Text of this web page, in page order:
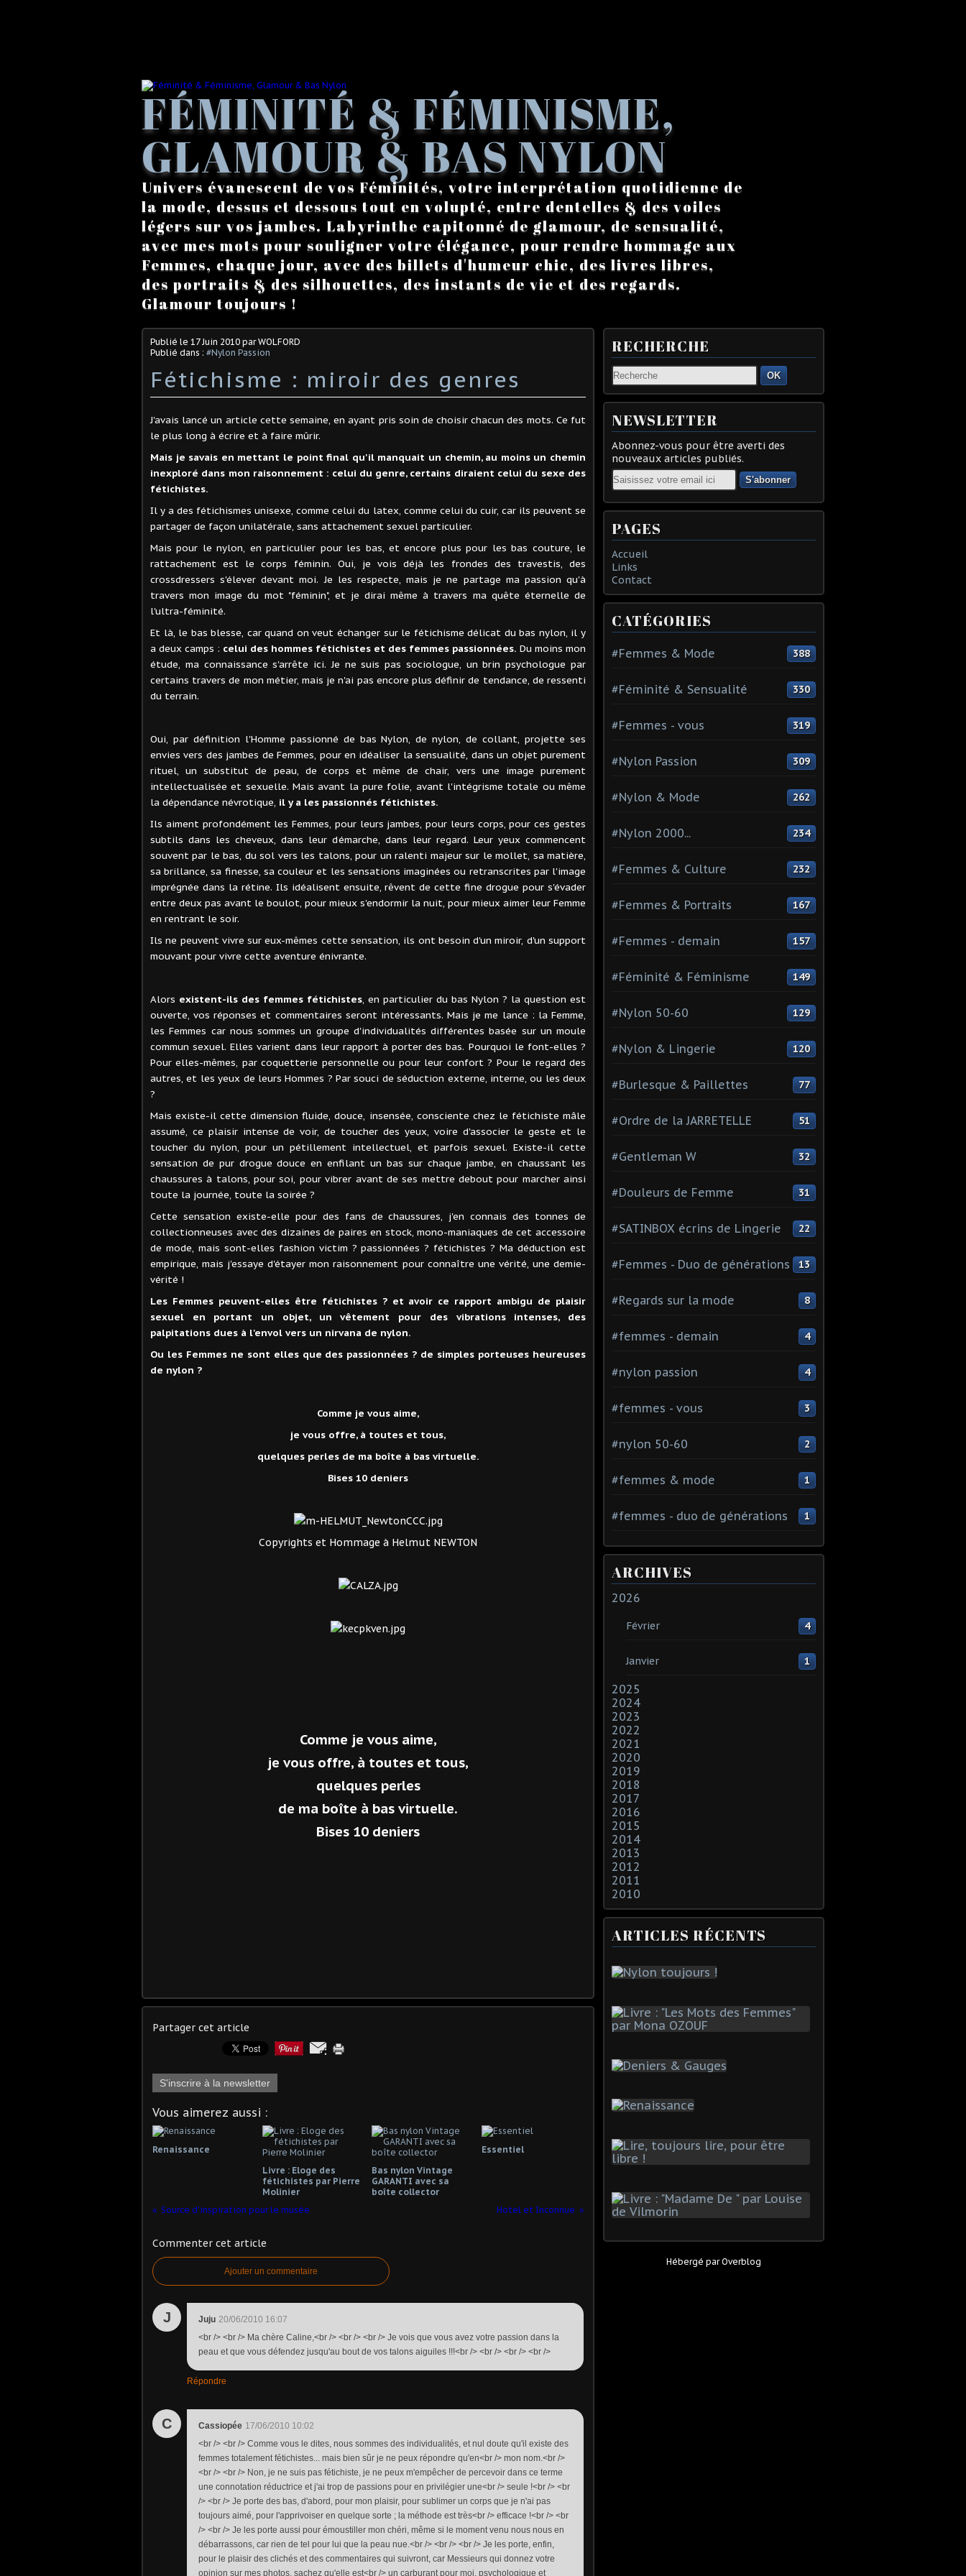
FÉMINITÉ & FÉMINISME,
GLAMOUR & BAS NYLON
Univers évanescent de vos Féminités, votre interprétation quotidienne de
la mode, dessus et dessous tout en volupté, entre dentelles & des voiles
légers sur vos jambes. Labyrinthe capitonné de glamour, de sensualité,
avec mes mots pour souligner votre élégance, pour rendre hommage aux
Femmes, chaque jour, avec des billets d'humeur chic, des livres libres,
des portraits & des silhouettes, des instants de vie et des regards.
Glamour toujours !
Publié le 17 Juin 2010 par WOLFORD
Publié dans : #Nylon Passion
Fétichisme : miroir des genres
J'avais lancé un article cette semaine, en ayant pris soin de choisir chacun des mots. Ce fut
le plus long à écrire et à faire mûrir.
Mais je savais en mettant le point final qu'il manquait un chemin, au moins un chemin
inexploré dans mon raisonnement : celui du genre, certains diraient celui du sexe des
fétichistes.
Il y a des fétichismes unisexe, comme celui du latex, comme celui du cuir, car ils peuvent se
partager de façon unilatérale, sans attachement sexuel particulier.
Mais pour le nylon, en particulier pour les bas, et encore plus pour les bas couture, le
rattachement est le corps féminin. Oui, je vois déjà les frondes des travestis, des
crossdressers s'élever devant moi. Je les respecte, mais je ne partage ma passion qu'à
travers mon image du mot "féminin", et je dirai même à travers ma quête éternelle de
l'ultra-féminité.
Et là, le bas blesse, car quand on veut échanger sur le fétichisme délicat du bas nylon, il y
a deux camps : celui des hommes fétichistes et des femmes passionnées. Du moins mon
étude, ma connaissance s'arrête ici. Je ne suis pas sociologue, un brin psychologue par
certains travers de mon métier, mais je n'ai pas encore plus définir de tendance, de ressenti
du terrain.
Oui, par définition l'Homme passionné de bas Nylon, de nylon, de collant, projette ses
envies vers des jambes de Femmes, pour en idéaliser la sensualité, dans un objet purement
rituel, un substitut de peau, de corps et même de chair, vers une image purement
intellectualisée et sexuelle. Mais avant la pure folie, avant l'intégrisme totale ou même
la dépendance névrotique, il y a les passionnés fétichistes.
Ils aiment profondément les Femmes, pour leurs jambes, pour leurs corps, pour ces gestes
subtils dans les cheveux, dans leur démarche, dans leur regard. Leur yeux commencent
souvent par le bas, du sol vers les talons, pour un ralenti majeur sur le mollet, sa matière,
sa brillance, sa finesse, sa couleur et les sensations imaginées ou retranscrites par l'image
imprégnée dans la rétine. Ils idéalisent ensuite, rêvent de cette fine drogue pour s'évader
entre deux pas avant le boulot, pour mieux s'endormir la nuit, pour mieux aimer leur Femme
en rentrant le soir.
Ils ne peuvent vivre sur eux-mêmes cette sensation, ils ont besoin d'un miroir, d'un support
mouvant pour vivre cette aventure énivrante.
Alors existent-ils des femmes fétichistes, en particulier du bas Nylon ? la question est
ouverte, vos réponses et commentaires seront intéressants. Mais je me lance : la Femme,
les Femmes car nous sommes un groupe d'individualités différentes basée sur un moule
commun sexuel. Elles varient dans leur rapport à porter des bas. Pourquoi le font-elles ?
Pour elles-mêmes, par coquetterie personnelle ou pour leur confort ? Pour le regard des
autres, et les yeux de leurs Hommes ? Par souci de séduction externe, interne, ou les deux
?
Mais existe-il cette dimension fluide, douce, insensée, consciente chez le fétichiste mâle
assumé, ce plaisir intense de voir, de toucher des yeux, voire d'associer le geste et le
toucher du nylon, pour un pétillement intellectuel, et parfois sexuel. Existe-il cette
sensation de pur drogue douce en enfilant un bas sur chaque jambe, en chaussant les
chaussures à talons, pour soi, pour vibrer avant de ses mettre debout pour marcher ainsi
toute la journée, toute la soirée ?
Cette sensation existe-elle pour des fans de chaussures, j'en connais des tonnes de
collectionneuses avec des dizaines de paires en stock, mono-maniaques de cet accessoire
de mode, mais sont-elles fashion victim ? passionnées ? fétichistes ? Ma déduction est
empirique, mais j'essaye d'étayer mon raisonnement pour connaître une vérité, une demie-
vérité !
Les Femmes peuvent-elles être fétichistes ? et avoir ce rapport ambigu de plaisir
sexuel en portant un objet, un vêtement pour des vibrations intenses, des
palpitations dues à l'envol vers un nirvana de nylon.
Ou les Femmes ne sont elles que des passionnées ? de simples porteuses heureuses
de nylon ?
Comme je vous aime,
je vous offre, à toutes et tous,
quelques perles de ma boîte à bas virtuelle.
Bises 10 deniers
Copyrights et Hommage à Helmut NEWTON
Comme je vous aime,
je vous offre, à toutes et tous,
quelques perles
de ma boîte à bas virtuelle.
Bises 10 deniers
Partager cet article
S'inscrire à la newsletter
Vous aimerez aussi :
Renaissance
Livre : Eloge des
fétichistes par Pierre
Molinier
Bas nylon Vintage
GARANTI avec sa
boîte collector
Essentiel
Source d'inspiration pour le musée Hotel et Inconnue
Commenter cet article
Ajouter un commentaire
J Juju 20/06/2010 16:07
<br /> <br /> Ma chère Caline,<br /> <br /> <br /> Je vois que vous avez votre passion dans la
peau et que vous défendez jusqu'au bout de vos talons aiguiles !!!<br /> <br /> <br /> <br />
Répondre
C Cassiopée 17/06/2010 10:02
<br /> <br /> Comme vous le dites, nous sommes des individualités, et nul doute qu'il existe des
femmes totalement fétichistes... mais bien sûr je ne peux répondre qu'en<br /> mon nom.<br />
<br /> <br /> Non, je ne suis pas fétichiste, je ne peux m'empêcher de percevoir dans ce terme
une connotation réductrice et j'ai trop de passions pour en privilégier une<br /> seule !<br /> <br
/> <br /> Je porte des bas, d'abord, pour mon plaisir, pour sublimer un corps que je n'ai pas
toujours aimé, pour l'apprivoiser en quelque sorte ; la méthode est très<br /> efficace !<br /> <br
/> <br /> Je les porte aussi pour émoustiller mon chéri, même si le moment venu nous nous en
débarrassons, car rien de tel pour lui que la peau nue.<br /> <br /> <br /> Je les porte, enfin,
pour le plaisir des clichés et des commentaires qui suivront, car Messieurs qui donnez votre
opinion sur mes photos, sachez qu'elle est<br /> un carburant pour moi, psychologique et
RECHERCHE
OK
NEWSLETTER
Abonnez-vous pour être averti des
nouveaux articles publiés.
Email
PAGES
Accueil
Links
Contact
CATÉGORIES
#Femmes & Mode 388
#Féminité & Sensualité 330
#Femmes - vous 319
#Nylon Passion 309
#Nylon & Mode 262
#Nylon 2000... 234
#Femmes & Culture 232
#Femmes & Portraits 167
#Femmes - demain 157
#Féminité & Féminisme 149
#Nylon 50-60 129
#Nylon & Lingerie 120
#Burlesque & Paillettes 77
#Ordre de la JARRETELLE 51
#Gentleman W 32
#Douleurs de Femme 31
#SATINBOX écrins de Lingerie 22
#Femmes - Duo de générations 13
#Regards sur la mode 8
#femmes - demain 4
#nylon passion 4
#femmes - vous 3
#nylon 50-60 2
#femmes & mode 1
#femmes - duo de générations 1
ARCHIVES
2026
Février 4
Janvier 1
2025
2024
2023
2022
2021
2020
2019
2018
2017
2016
2015
2014
2013
2012
2011
2010
ARTICLES RÉCENTS
Hébergé parOverblog